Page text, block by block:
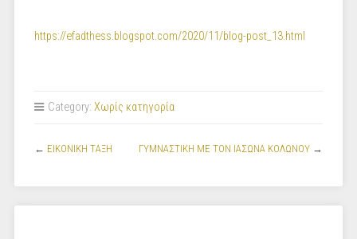
https://efadthess.blogspot.com/2020/11/blog-post_13.html
Category: Χωρίς κατηγορία
← ΕΙΚΟΝΙΚΗ ΤΑΞΗ ΓΥΜΝΑΣΤΙΚΗ ΜΕ ΤΟΝ ΙΑΣΩΝΑ ΚΟΛΩΝΟΥ →